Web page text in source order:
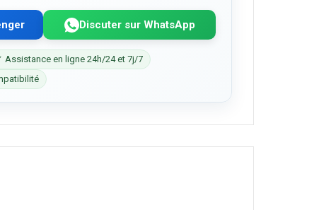
Discuter sur WhatsApp
Assistance en ligne 24h/24 et 7j/7